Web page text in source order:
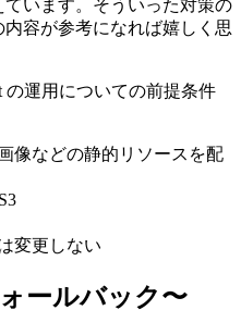
います。そういった対策の
容が参考になれば嬉しく思
の運用についての前提条件
像などの静的リソースを配
変更しない
ールバック〜